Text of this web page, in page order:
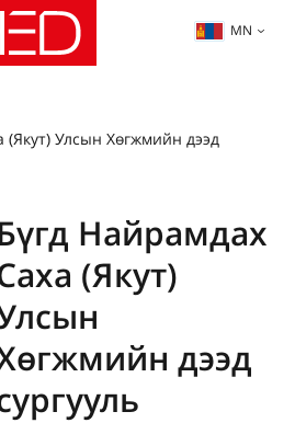
MN
(Якут) Улсын Хөгжмийн дээд
Найрамдах
(Якут)
дээд